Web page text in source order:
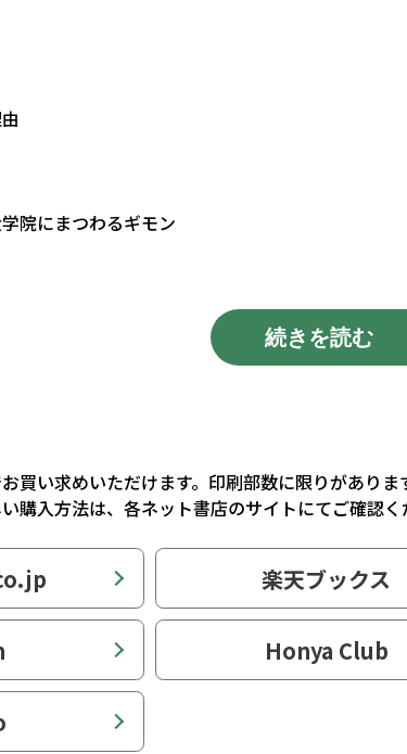
院にまつわるギモン
続きを読む
買い求めいただけます。印刷部数に限りがあり
購入方法は、各ネット書店のサイトにてご確認く
楽天ブックス
Honya Club